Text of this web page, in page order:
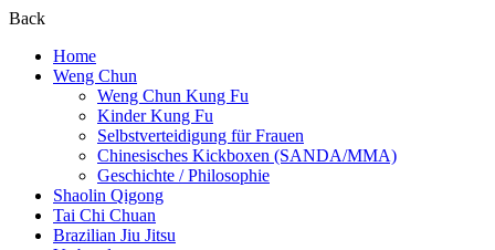
Back
Home
Weng Chun
Weng Chun Kung Fu
Kinder Kung Fu
Selbstverteidigung für Frauen
Chinesisches Kickboxen (SANDA/MMA)
Geschichte / Philosophie
Shaolin Qigong
Tai Chi Chuan
Brazilian Jiu Jitsu